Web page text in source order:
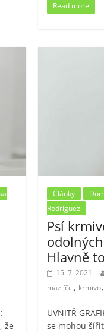
Read more
že
Články
Rodriguez
Psí
Hlavně
15. 7. 2021
mazlíčci, krmivo,
UVNITŘ
se mohou